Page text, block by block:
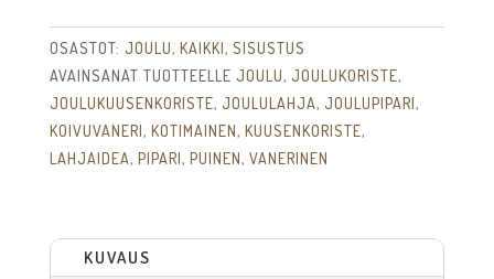
OSASTOT: JOULU, KAIKKI, SISUSTUS
AVAINSANAT TUOTTEELLE JOULU, JOULUKORISTE,
JOULUKUUSENKORISTE, JOULULAHJA, JOULUPIPARI,
KOIVUVANERI, KOTIMAINEN, KUUSENKORISTE,
LAHJAIDEA, PIPARI, PUINEN, VANERINEN
KUVAUS